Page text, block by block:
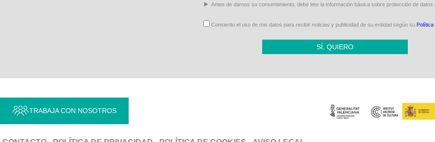
Antes de darnos su consentimiento, debe leer la información básica sobre protección de datos
Consiento el uso de mis datos para recibir noticias y publicidad de su entidad según su
SÍ, QUIERO
TRABAJA CON NOSOTROS